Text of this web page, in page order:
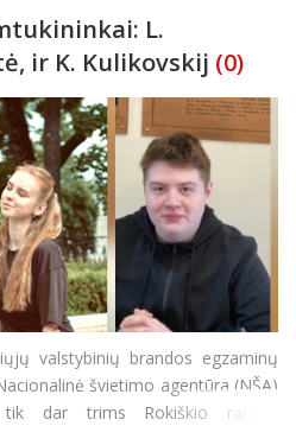
L.
ir K. Kulikovskij (0)
valstybinių brandos egzaminų
švietimo agentūra (NŠA)
tik dar trims Rokiškio rajono